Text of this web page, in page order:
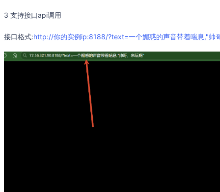
3 支持接口api调用
接口格式:http://你的实例ip:8188/?text=一个媚惑的声音带着喘息,"帅